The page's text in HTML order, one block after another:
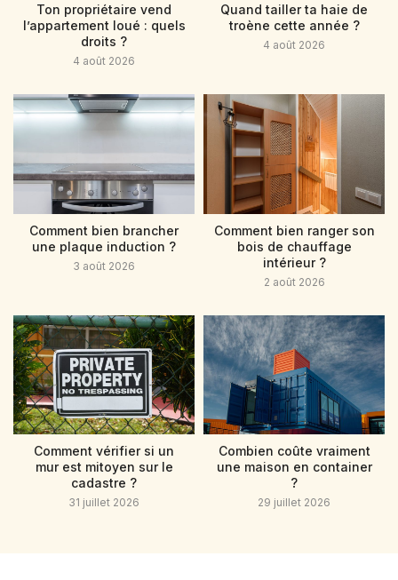
Ton propriétaire vend
l’appartement loué : quels
droits ?
4 août 2026
Quand tailler ta haie de
troène cette année ?
4 août 2026
Comment bien brancher
une plaque induction ?
3 août 2026
Comment bien ranger son
bois de chauffage
intérieur ?
2 août 2026
Comment vérifier si un
mur est mitoyen sur le
cadastre ?
31 juillet 2026
Combien coûte vraiment
une maison en container
?
29 juillet 2026